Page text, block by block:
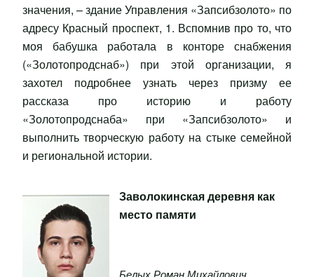
значения, – здание Управления «Запсибзолото» по
адресу Красный проспект, 1. Вспомнив про то, что
моя бабушка работала в конторе снабжения
(«Золотопродснаб») при этой организации, я
захотел подробнее узнать через призму ее
рассказа про историю и работу
«Золотопродснаба» при «Запсибзолото» и
выполнить творческую работу на стыке семейной
и региональной истории.
Заволокинская деревня как
место памяти
Белых Роман Михайлович